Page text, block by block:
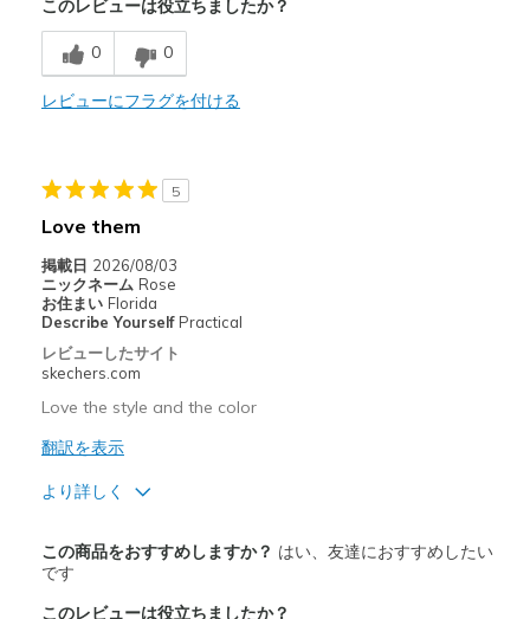
Durable
Stylish
商品が期待と異なったレビュー
以下に最適
Casual Wear
Width
Sizing
このレビューは役立ちましたか？
0 0
レビューにフラグを付ける
5
Love them
掲載日 2026/08/03
ニックネーム Rose
お住まい Florida
Describe Yourself Practical
レビューしたサイト
skechers.com
Love the style and the color
翻訳を表示
より詳しく
Attractive Design
Comfortable
この商品をおすすめしますか？ はい、友達におすすめしたい
です
このレビューは役立ちましたか？